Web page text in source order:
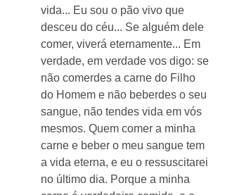
vida... Eu sou o pão vivo que
desceu do céu... Se alguém dele
comer, viverá eternamente... Em
verdade, em verdade vos digo: se
não comerdes a carne do Filho
do Homem e não beberdes o seu
sangue, não tendes vida em vós
mesmos. Quem comer a minha
carne e beber o meu sangue tem
a vida eterna, e eu o ressuscitarei
no último dia. Porque a minha